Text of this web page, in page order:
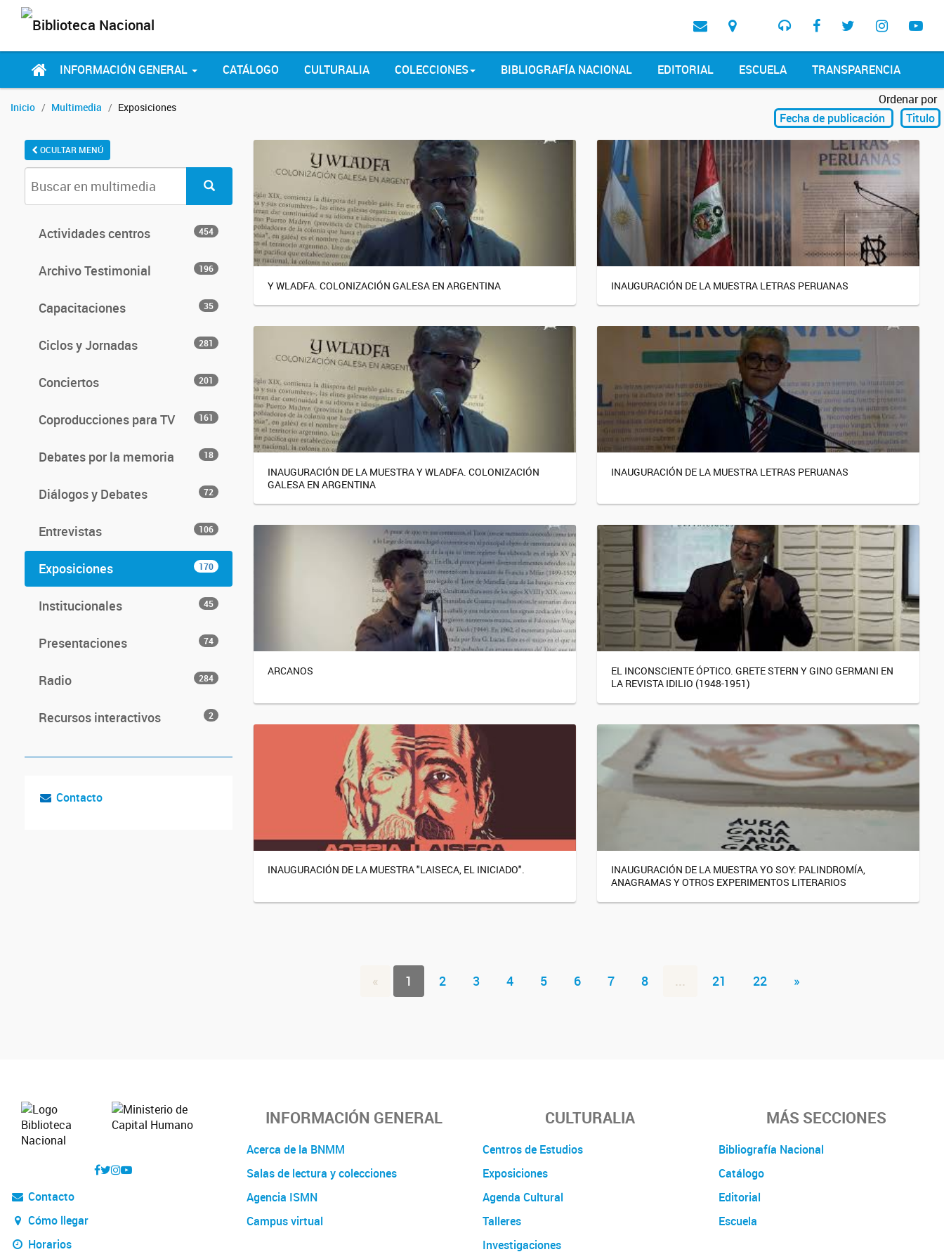
INFORMACIÓN GENERAL CATÁLOGO CULTURALIA COLECCIONES BIBLIOGRAFÍA NACIONAL EDITORIAL ESCUELA TRANSPARENCIA
Inicio Multimedia Exposiciones
Ordenar por
Fecha de publicación
Titulo
OCULTAR MENÚ
Actividades centros 454
Archivo Testimonial 196
Capacitaciones 35
Ciclos y Jornadas 281
Conciertos 201
Coproducciones para TV 161
Debates por la memoria 18
Diálogos y Debates 72
Entrevistas 106
Exposiciones 170
Institucionales 45
Presentaciones 74
Radio 284
Recursos interactivos 2
Contacto
Y WLADFA. COLONIZACIÓN GALESA EN ARGENTINA INAUGURACIÓN DE LA MUESTRA LETRAS PERUANAS
INAUGURACIÓN DE LA MUESTRA Y WLADFA. COLONIZACIÓN
GALESA EN ARGENTINA
INAUGURACIÓN DE LA MUESTRA LETRAS PERUANAS
ARCANOS
EL INCONSCIENTE ÓPTICO. GRETE STERN Y GINO GERMANI EN
LA REVISTA IDILIO (1948-1951)
INAUGURACIÓN DE LA MUESTRA "LAISECA, EL INICIADO".
INAUGURACIÓN DE LA MUESTRA YO SOY: PALINDROMÍA,
ANAGRAMAS Y OTROS EXPERIMENTOS LITERARIOS
« 1 2 3 4 5 6 7 8 ... 21 22 »
Contacto
Cómo llegar
Horarios
INFORMACIÓN GENERAL
Acerca de la BNMM
Salas de lectura y colecciones
Agencia ISMN
Campus virtual
CULTURALIA
Centros de Estudios
Exposiciones
Agenda Cultural
Talleres
Investigaciones
MÁS SECCIONES
Bibliografía Nacional
Catálogo
Editorial
Escuela